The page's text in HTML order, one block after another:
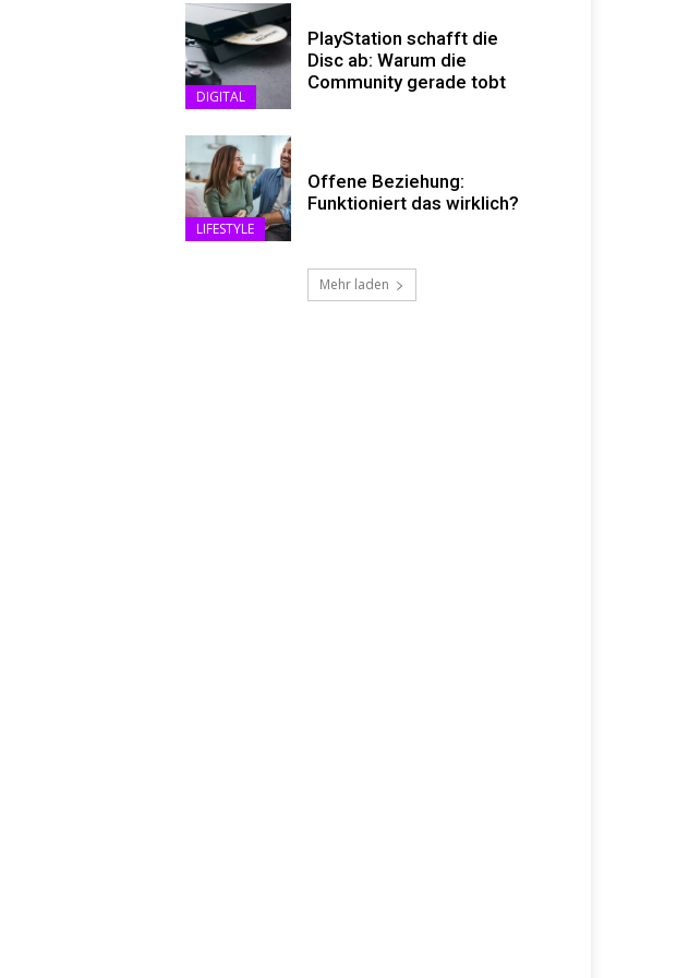
DIGITAL
PlayStation schafft die
Disc ab: Warum die
Community gerade tobt
LIFESTYLE
Offene Beziehung:
Funktioniert das wirklich?
Mehr laden